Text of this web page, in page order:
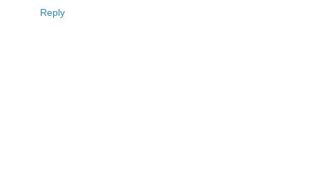
Reply